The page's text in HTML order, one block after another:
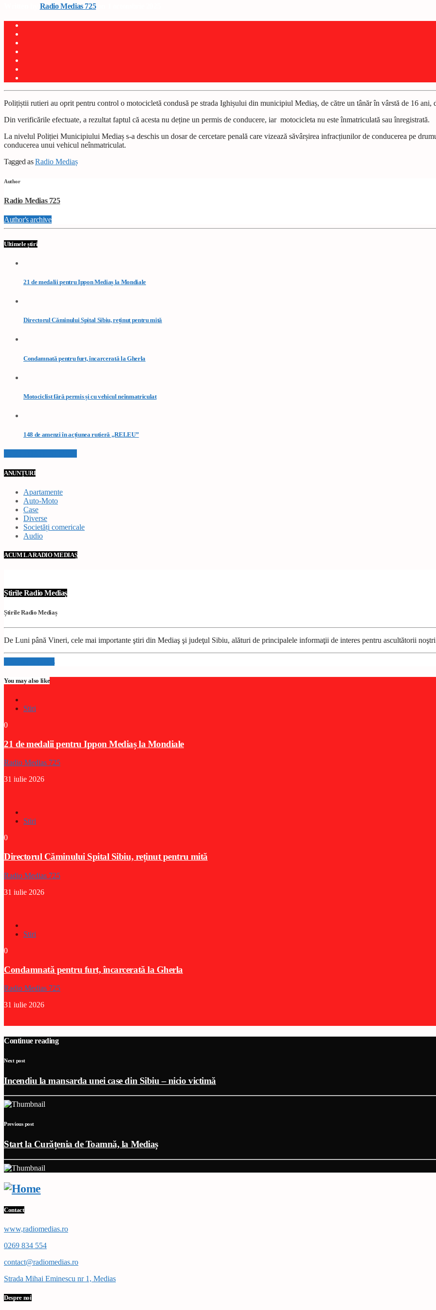
Radio Medias 725on 1 octombrie 2025
Polițiștii rutieri au oprit pentru control o motocicletă condusă pe strada Ighișului din municipiul Mediaș, de către un tânăr în vârstă de 16 ani,
Din verificările efectuate, a rezultat faptul că acesta nu deține un permis de conducere, iar motocicleta nu este înmatriculată sau înregistrată.
La nivelul Poliției Municipiului Mediaș s-a deschis un dosar de cercetare penală care vizează săvârșirea infracțiunilor de conducerea pe
conducerea unui vehicul neînmatriculat.
Tagged asRadio Mediaș
Author
Radio Medias 725
Author's archive
Ultimele știri
21 de medalii pentru Ippon Mediaș la Mondiale
Directorul Căminului Spital Sibiu, reținut pentru mită
Condamnată pentru furt, încarcerată la Gherla
Motociclist fără permis și cu vehicul neînmatriculat
148 de amenzi în acțiunea rutieră „RELEU”
ANUNȚURI
Apartamente
Auto-Moto
Case
Diverse
Societăți comericale
Audio
ACUM LA RADIO MEDIAȘ
Știrile Radio Mediaș
Știrile Radio Mediaș
De Luni până Vineri, cele mai importante ştiri din Mediaş şi judeţul Sibiu, alături de principalele informaţii de interes pentru ascultătorii
Info and episodes
You may also like
Stiri
0
21 de medalii pentru Ippon Mediaș la Mondiale
Radio Medias 725
31 iulie 2026
Stiri
0
Directorul Căminului Spital Sibiu, reținut pentru mită
Radio Medias 725
31 iulie 2026
Stiri
0
Condamnată pentru furt, încarcerată la Gherla
Radio Medias 725
31 iulie 2026
Continue reading
Next post
Incendiu la mansarda unei case din Sibiu – nicio victimă
Previous post
Start la Curățenia de Toamnă, la Mediaș
Contact
www,radiomedias.ro
0269 834 554
contact@radiomedias.ro
Strada Mihai Eminescu nr 1, Medias
Despre noi